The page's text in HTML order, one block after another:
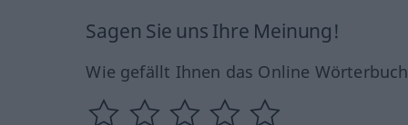
Sagen Sie uns Ihre Meinung!
Wie gefällt Ihnen das Online